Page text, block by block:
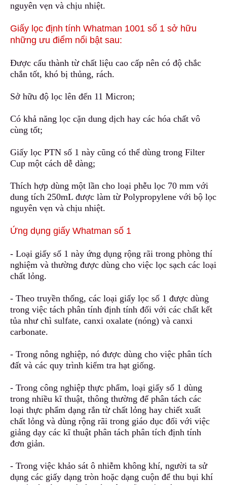
nguyên vẹn và chịu nhiệt.
Giấy lọc định tính Whatman 1001 số 1 sở hữu
những ưu điểm nổi bật sau:
Được cấu thành từ chất liệu cao cấp nên có độ chắc
chắn tốt, khó bị thủng, rách.
Sở hữu độ lọc lên đến 11 Micron;
Có khả năng lọc cặn dung dịch hay các hóa chất vô
cùng tốt;
Giấy lọc PTN số 1 này cũng có thể dùng trong Filter
Cup một cách dễ dàng;
Thích hợp dùng một lần cho loại phễu lọc 70 mm với
dung tích 250mL được làm từ Polypropylene với bộ lọc
nguyên vẹn và chịu nhiệt.
Ứng dụng giấy Whatman số 1
- Loại giấy số 1 này ứng dụng rộng rãi trong phòng thí
nghiệm và thường được dùng cho việc lọc sạch các loại
chất lỏng.
- Theo truyền thống, các loại giấy lọc số 1 được dùng
trong việc tách phân tính định tính đối với các chất kết
tủa như chì sulfate, canxi oxalate (nóng) và canxi
carbonate.
- Trong nông nghiệp, nó được dùng cho việc phân tích
đất và các quy trình kiểm tra hạt giống.
- Trong công nghiệp thực phẩm, loại giấy số 1 dùng
trong nhiều kĩ thuật, thông thường để phân tách các
loại thực phẩm dạng rắn từ chất lỏng hay chiết xuất
chất lỏng và dùng rộng rãi trong giáo dục đối với việc
giảng dạy các kĩ thuật phân tách phân tích định tính
đơn giản.
- Trong việc khảo sát ô nhiễm không khí, người ta sử
dụng các giấy dạng tròn hoặc dạng cuộn để thu bụi khí